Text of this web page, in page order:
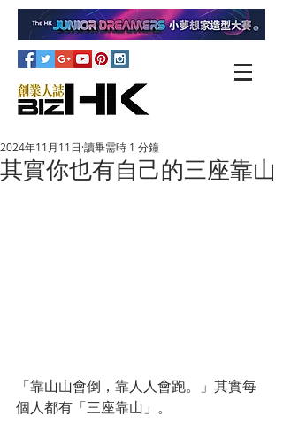
其實你也有自己的三座靠山
2024年11月11日 讀畢需時 1 分鐘
「靠山山會倒，靠人人會跑。」其實每
個人都有「三座靠山」。